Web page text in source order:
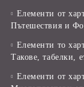
Елементи от
Пътешествия и
Елементи то
Такове, табелки,
Елементи от